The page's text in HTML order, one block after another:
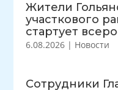
Жители
участкового
стартует
6.08.2026 | Новости
Сотрудники